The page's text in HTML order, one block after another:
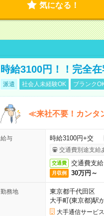
気になる！
時給3100円！！完全
派遣 社会人未経験OK ブランク
≪来社不要！カンタ
給与 時給3100円+交
交通費別途支給
交通費 交通費支給
月収例 30万円～
勤務地
東京都千代田区
大手町(東京都)駅
大手通信サービ